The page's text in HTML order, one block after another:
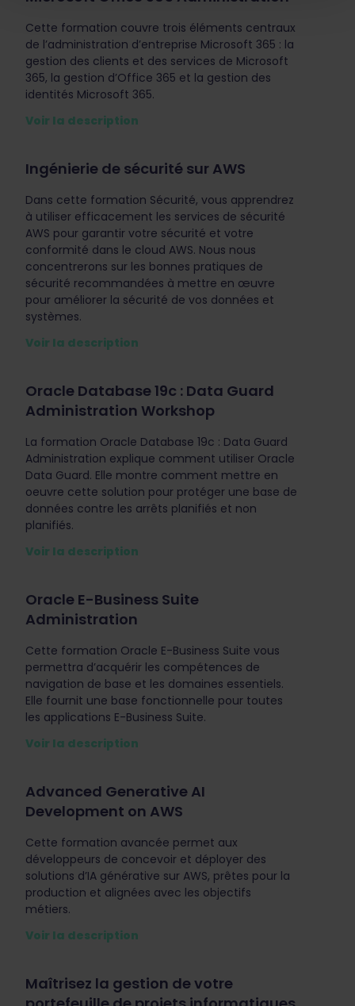
Cette formation couvre trois éléments centraux
de l’administration d’entreprise Microsoft 365 : la
gestion des clients et des services de Microsoft
365, la gestion d’Office 365 et la gestion des
identités Microsoft 365.
Voir la description
Ingénierie de sécurité sur AWS
Dans cette formation Sécurité, vous apprendrez
à utiliser efficacement les services de sécurité
AWS pour garantir votre sécurité et votre
conformité dans le cloud AWS. Nous nous
concentrerons sur les bonnes pratiques de
sécurité recommandées à mettre en œuvre
pour améliorer la sécurité de vos données et
systèmes.
Voir la description
Oracle Database 19c : Data Guard
Administration Workshop
La formation Oracle Database 19c : Data Guard
Administration explique comment utiliser Oracle
Data Guard. Elle montre comment mettre en
oeuvre cette solution pour protéger une base de
données contre les arrêts planifiés et non
planifiés.
Voir la description
Oracle E-Business Suite
Administration
Cette formation Oracle E-Business Suite vous
permettra d’acquérir les compétences de
navigation de base et les domaines essentiels.
Elle fournit une base fonctionnelle pour toutes
les applications E-Business Suite.
Voir la description
Advanced Generative AI
Development on AWS
Cette formation avancée permet aux
développeurs de concevoir et déployer des
solutions d’IA générative sur AWS, prêtes pour la
production et alignées avec les objectifs
métiers.
Voir la description
Maîtrisez la gestion de votre